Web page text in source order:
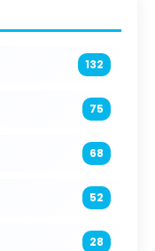
132
75
68
52
28